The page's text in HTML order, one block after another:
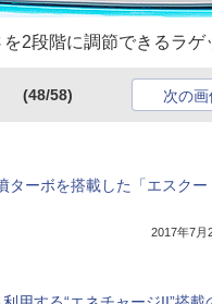
2段階に調節できるラ
(48/58) 次の画
ターボを搭載した「エスクー
2017年7月